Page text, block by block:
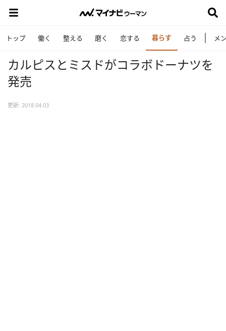
トップ 働く 整える 磨く 恋する 暮らす 占う メ
カルピスとミスドがコラボドーナツを
発売
更新: 2018.04.03